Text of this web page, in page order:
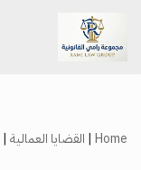
تخطى
Home
| القضايا العمالية |